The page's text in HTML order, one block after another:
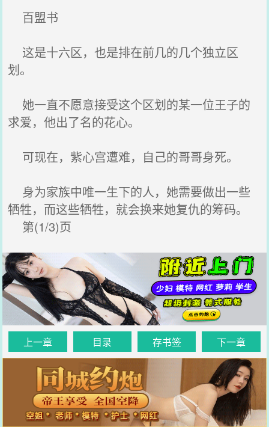
百盟书
这是十六区，也是排在前几的几个独立区
划。
她一直不愿意接受这个区划的某一位王子的
求爱，他出了名的花心。
可现在，紫心宫遭难，自己的哥哥身死。
身为家族中唯一生下的人，她需要做出一些
牺牲，而这些牺牲，就会换来她复仇的筹码。
第(1/3)页
上一章 目录 存书签 下一章